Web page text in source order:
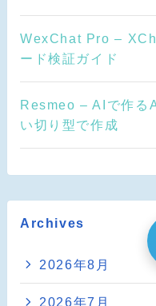
WexChat Pro –
ード検証ガイド
Resmeo – AIで作る
い切り型で作成
Archives
2026年8月
2026年7月